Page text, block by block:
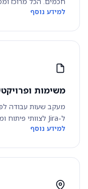
למידע נוסף
משימות
מעקב שעות עבודה
ל-Jira לצוותי פיתוח ומוצר.
למידע נוסף